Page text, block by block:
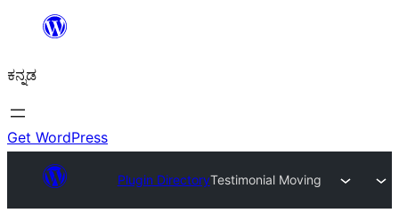
ವಿಷಯಕ್ಕೆ
ಕನ್ನಡ
Get WordPress
Plugin DirectoryTestimonial Moving